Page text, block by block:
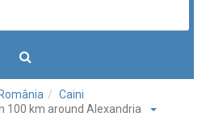
România
Caini
100 km around Alexandria